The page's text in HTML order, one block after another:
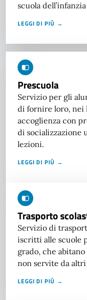
scuola
LEGGI DI PIÙ →
Prescuola
Servizio per gli
di fornire loro, nei
accoglienza con
di socializzazione
lezioni.
LEGGI DI PIÙ →
Trasporto
Servizio di
iscritti alle scuole
grado, che
non servite da
LEGGI DI PIÙ →